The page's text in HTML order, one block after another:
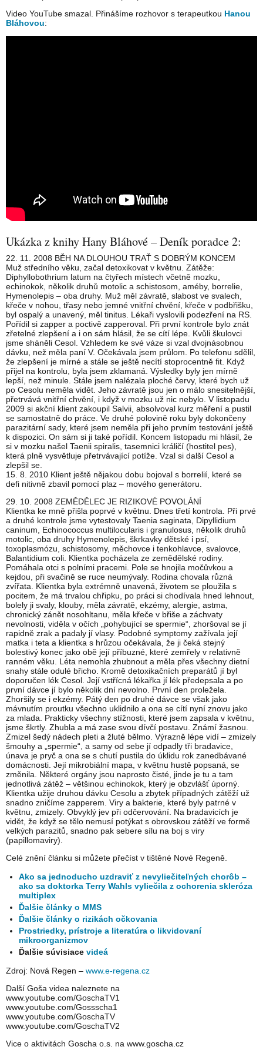
Video YouTube smazal. Přinášíme rozhovor s terapeutkou Hanou
Bláhovou:
Ukázka z knihy Hany Bláhové – Deník poradce 2:
22. 11. 2008 BĚH NA DLOUHOU TRAŤ S DOBRÝM KONCEM
Muž středního věku, začal detoxikovat v květnu. Zátěže:
Diphyllobothrium latum na čtyřech místech včetně mozku,
echinokok, několik druhů motolic a schistosom, améby, borrelie,
Hymenolepis – oba druhy. Muž měl závratě, slabost ve svalech,
křeče v nohou, třasy nebo jemné vnitřní chvění, křeče v podbřišku,
byl ospalý a unavený, měl tinitus. Lékaři vyslovili podezření na RS.
Pořídil si zapper a poctivě zapperoval. Při první kontrole bylo znát
zřetelné zlepšení a i on sám hlásil, že se cítí lépe. Kvůli škulovci
jsme sháněli Cesol. Vzhledem ke své váze si vzal dvojnásobnou
dávku, než měla paní V. Očekávala jsem průlom. Po telefonu sdělil,
že zlepšení je mírné a stále se ještě necítí stoprocentně fit. Když
přijel na kontrolu, byla jsem zklamaná. Výsledky byly jen mírně
lepší, než minule. Stále jsem nalézala ploché červy, které bych už
po Cesolu neměla vidět. Jeho závratě jsou jen o málo snesitelnější,
přetrvává vnitřní chvění, i když v mozku už nic nebylo. V listopadu
2009 si akční klient zakoupil Salvii, absolvoval kurz měření a pustil
se samostatně do práce. Ve druhé polovině roku byly dokončeny
parazitární sady, které jsem neměla při jeho prvním testování ještě
k dispozici. On sám si ji také pořídil. Koncem listopadu mi hlásil, že
si v mozku našel Taenii spiralis, tasemnici králičí (hostitel pes),
která plně vysvětluje přetrvávající potíže. Vzal si další Cesol a
zlepšil se.
15. 8. 2010 Klient ještě nějakou dobu bojoval s borrelií, které se
defi nitivně zbavil pomocí plaz – mového generátoru.
29. 10. 2008 ZEMĚDĚLEC JE RIZIKOVÉ POVOLÁNÍ
Klientka ke mně přišla poprvé v květnu. Dnes třetí kontrola. Při prvé
a druhé kontrole jsme vytestovaly Taenia saginata, Dipyllidium
caninum, Echinococcus multilocularis i granulosus, několik druhů
motolic, oba druhy Hymenolepis, škrkavky dětské i psí,
toxoplasmózu, schistosomy, měchovce i tenkohlavce, svalovce,
Balantidium coli. Klientka pocházela ze zemědělské rodiny.
Pomáhala otci s polními pracemi. Pole se hnojila močůvkou a
kejdou, při svačině se ruce neumývaly. Rodina chovala různá
zvířata. Klientka byla extrémně unavená, životem se ploužila s
pocitem, že má trvalou chřipku, po práci si chodívala hned lehnout,
bolely ji svaly, klouby, měla závratě, ekzémy, alergie, astma,
chronický zánět nosohltanu, měla křeče v břiše a záchvaty
nevolnosti, viděla v očích „pohybující se spermie“, zhoršoval se jí
rapidně zrak a padaly jí vlasy. Podobné symptomy zažívala její
matka i teta a klientka s hrůzou očekávala, že ji čeká stejný
bolestivý konec jako obě její příbuzné, které zemřely v relativně
ranném věku. Léta nemohla zhubnout a měla přes všechny dietní
snahy stále odulé břicho. Kromě detoxikačních preparátů jí byl
doporučen lék Cesol. Její vstřícná lékařka jí lék předepsala a po
první dávce jí bylo několik dní nevolno. První den proležela.
Zhoršily se i ekzémy. Pátý den po druhé dávce se však jako
mávnutím proutku všechno uklidnilo a ona se cítí nyní znovu jako
za mlada. Prakticky všechny stížnosti, které jsem zapsala v květnu,
jsme škrtly. Zhubla a má zase svou dívčí postavu. Známí žasnou.
Zmizel šedý nádech pleti a žluté bělmo. Výrazně lépe vidí – zmizely
šmouhy a „spermie“, a samy od sebe jí odpadly tři bradavice,
únava je pryč a ona se s chutí pustila do úklidu rok zanedbávané
domácnosti. Její mikrobiální mapa, v květnu hustě popsaná, se
změnila. Některé orgány jsou naprosto čisté, jinde je tu a tam
jednotlivá zátěž – většinou echinokok, který je obzvlášť úporný.
Klientka užije druhou dávku Cesolu a zbytek případných zátěží už
snadno zničíme zapperem. Viry a bakterie, které byly patrné v
květnu, zmizely. Obvyklý jev při odčervování. Na bradavicích je
vidět, že když se tělo nemusí potýkat s obrovskou zátěží ve formě
velkých parazitů, snadno pak sebere sílu na boj s viry
(papillomaviry).
Celé znění článku si můžete přečíst v tištěné Nové Regeně.
Ako sa jednoducho uzdraviť z nevyliečiteľných chorôb –
ako sa doktorka Terry Wahls vyliečila z ochorenia skleróza
multiplex
Ďalšie články o MMS
Ďalšie články o rizikách očkovania
Prostriedky, prístroje a literatúra o likvidovaní
mikroorganizmov
Ďalšie súvisiacevideá
Zdroj: Nová Regen – www.e-regena.cz
Další Goša videa naleznete na
www.youtube.com/GoschaTV1
www.youtube.com/Gossscha1
www.youtube.com/GoschaTV
www.youtube.com/GoschaTV2
Vice o aktivitách Goscha o.s. na www.goscha.cz